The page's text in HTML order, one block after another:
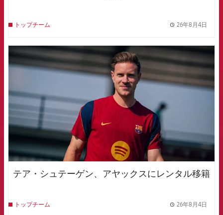
トップチーム 26年8月4日
FCB Barcelona badge
テア・シュテーゲン、アヤックスにレンタル移籍
トップチーム 26年8月4日